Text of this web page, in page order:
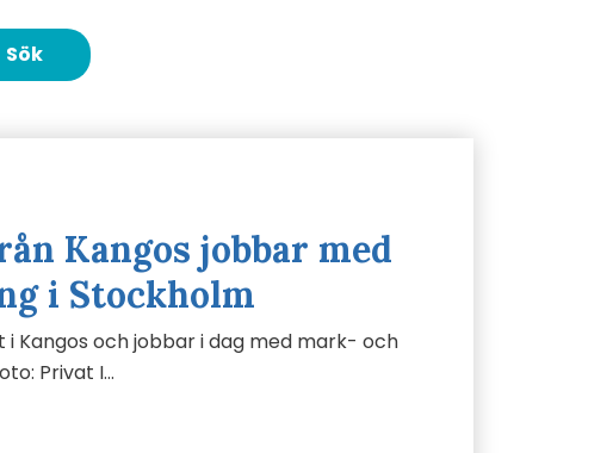
Kangos jobbar med
i Stockholm
i Kangos och jobbar i dag med mark- och
Privat I…